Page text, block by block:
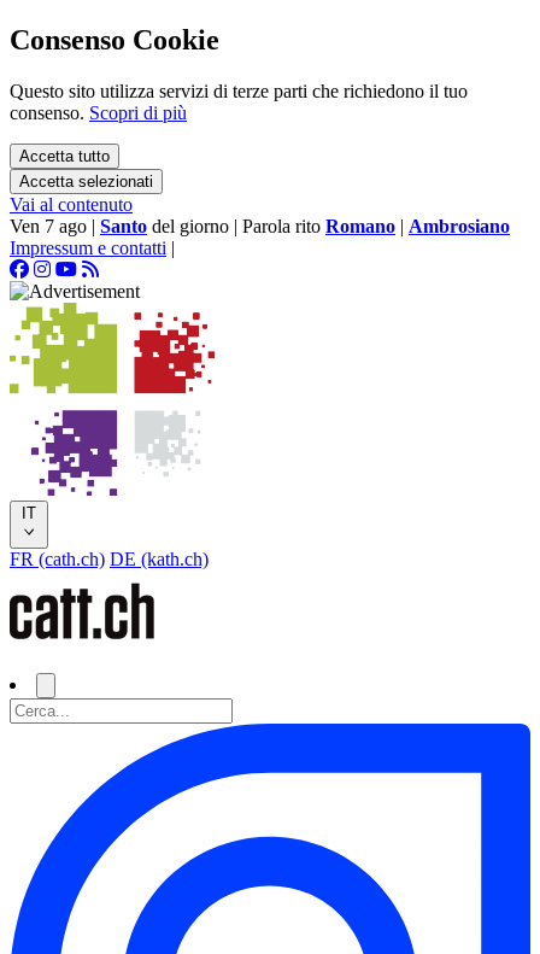
Consenso Cookie
Questo sito utilizza servizi di terze parti che richiedono il tuo
consenso. Scopri di più
Accetta tutto
Accetta selezionati
Vai al contenuto
Ven 7 ago | Santo del giorno | Parola rito Romano | Ambrosiano
Impressum e contatti |
IT
FR (cath.ch) DE (kath.ch)